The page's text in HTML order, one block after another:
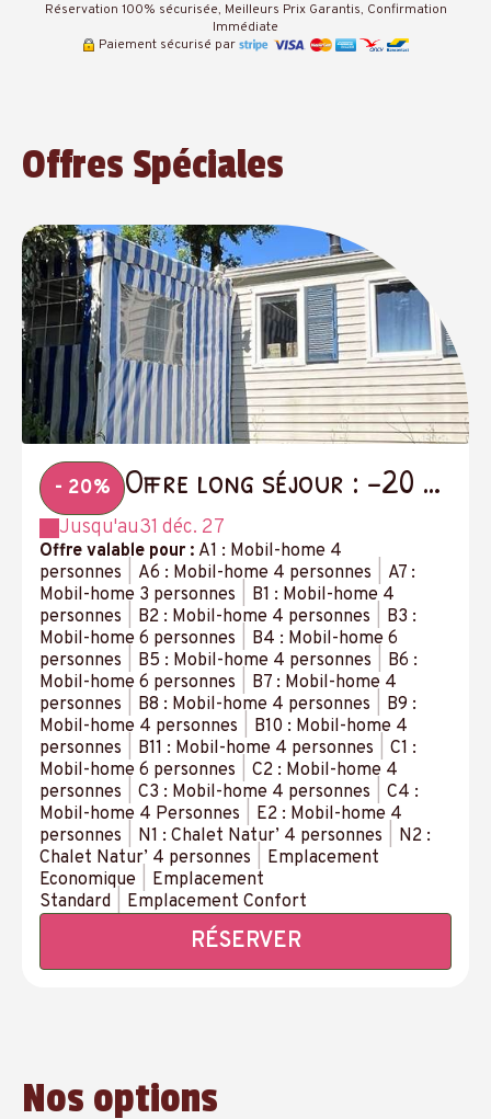
Réservation 100% sécurisée, Meilleurs Prix Garantis, Confirmation
Immédiate
Paiement sécurisé par
Offres Spéciales
- 20%
Offre long séjour : -20 %
à partir de 14 nuits
Jusqu'au31 déc. 27
Offre valable pour : A1 : Mobil-home 4
personnes
A6 : Mobil-home 4 personnes
A7 :
Mobil-home 3 personnes
B1 : Mobil-home 4
personnes
B2 : Mobil-home 4 personnes
B3 :
Mobil-home 6 personnes
B4 : Mobil-home 6
personnes
B5 : Mobil-home 4 personnes
B6 :
Mobil-home 6 personnes
B7 : Mobil-home 4
personnes
B8 : Mobil-home 4 personnes
B9 :
Mobil-home 4 personnes
B10 : Mobil-home 4
personnes
B11 : Mobil-home 4 personnes
C1 :
Mobil-home 6 personnes
C2 : Mobil-home 4
personnes
C3 : Mobil-home 4 personnes
C4 :
Mobil-home 4 Personnes
E2 : Mobil-home 4
personnes
N1 : Chalet Natur’ 4 personnes
N2 :
Chalet Natur’ 4 personnes
Emplacement
Economique
Emplacement
Standard
Emplacement Confort
RÉSERVER
Nos options